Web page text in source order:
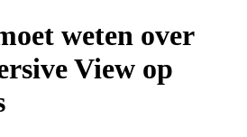
weten over
View op